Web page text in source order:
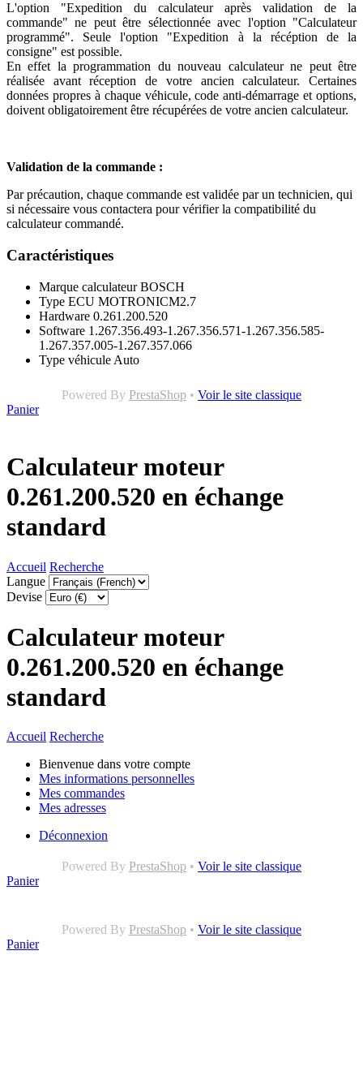
L'option "Expedition du calculateur après validation de la
commande" ne peut être sélectionnée avec l'option "Calculateur
programmé". Seule l'option "Expedition à la récéption de la
consigne" est possible.
En effet la programmation du nouveau calculateur ne peut être
réalisée avant réception de votre ancien calculateur. Certaines
données propres à chaque véhicule, code anti-démarrage et options,
doivent obligatoirement être récupérées de votre ancien calculateur.
Validation de la commande :
Par précaution, chaque commande est validée par un technicien, qui
si nécessaire vous contactera pour vérifier la compatibilité du
calculateur commandé.
Caractéristiques
Marque calculateur BOSCH
Type ECU MOTRONICM2.7
Hardware 0.261.200.520
Software 1.267.356.493-1.267.356.571-1.267.356.585-
1.267.357.005-1.267.357.066
Type véhicule Auto
Powered By PrestaShop • Voir le site classique
Panier
Calculateur moteur
0.261.200.520 en échange
standard
Accueil Recherche
Langue
Devise
Calculateur moteur
0.261.200.520 en échange
standard
Accueil Recherche
Bienvenue dans votre compte
Mes informations personnelles
Mes commandes
Mes adresses
Déconnexion
Powered By PrestaShop • Voir le site classique
Panier
Powered By PrestaShop • Voir le site classique
Panier